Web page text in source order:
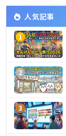
人気記事
1
2
3